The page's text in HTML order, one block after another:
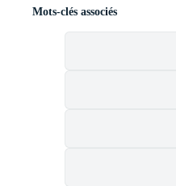
Mots-clés associés